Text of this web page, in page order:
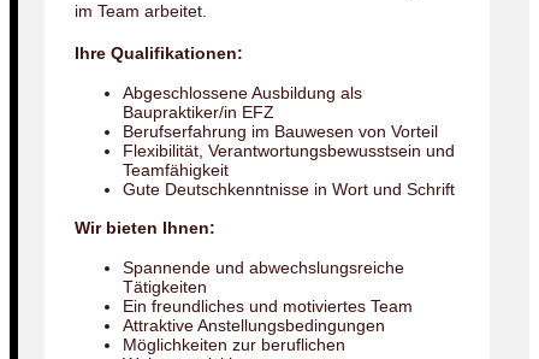
im Team arbeitet.
Ihre Qualifikationen:
Abgeschlossene Ausbildung als
Baupraktiker/in EFZ
Berufserfahrung im Bauwesen von Vorteil
Flexibilität, Verantwortungsbewusstsein und
Teamfähigkeit
Gute Deutschkenntnisse in Wort und Schrift
Wir bieten Ihnen:
Spannende und abwechslungsreiche
Tätigkeiten
Ein freundliches und motiviertes Team
Attraktive Anstellungsbedingungen
Möglichkeiten zur beruflichen